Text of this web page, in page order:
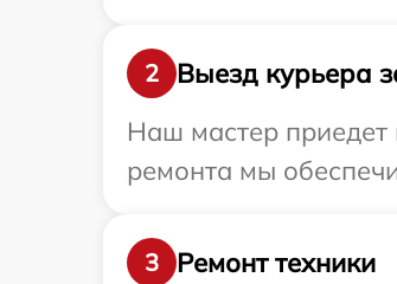
2
Выезд курьера
Наш мастер приедет
ремонта мы
3
Ремонт техники